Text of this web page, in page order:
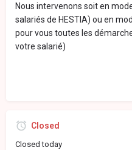
Nous intervenons soit en
salariés de HESTIA) ou en
pour vous toutes les
votre salarié)
Closed
Closed today